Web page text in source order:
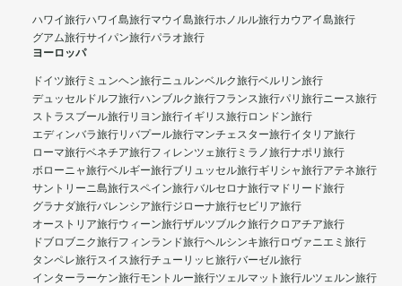
ハワイ旅行ハワイ島旅行マウイ島旅行ホノルル旅行カウアイ島旅行
グアム旅行サイパン旅行パラオ旅行
ヨーロッパ
ドイツ旅行 ミュンヘン旅行ニュルンベルク旅行ベルリン旅行
デュッセルドルフ旅行ハンブルク旅行フランス旅行パリ旅行ニース旅行
ストラスブール旅行リヨン旅行イギリス旅行ロンドン旅行
エディンバラ旅行リバプール旅行マンチェスター旅行イタリア旅行
ローマ旅行ベネチア旅行フィレンツェ旅行 ミラノ旅行ナポリ旅行
ボローニャ旅行ベルギー旅行ブリュッセル旅行ギリシャ旅行アテネ旅行
サントリーニ島旅行スペイン旅行バルセロナ旅行マドリード旅行
グラナダ旅行バレンシア旅行ジローナ旅行セビリア旅行
オーストリア旅行ウィーン旅行ザルツブルク旅行クロアチア旅行
ドブロブニク旅行フィンランド旅行ヘルシンキ旅行ロヴァニエミ旅行
タンペレ旅行スイス旅行チューリッヒ旅行バーゼル旅行
インターラーケン旅行モントルー旅行ツェルマット旅行ルツェルン旅行